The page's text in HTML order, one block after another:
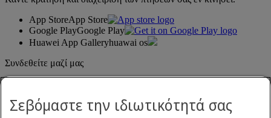
App StoreApp Store
Google PlayGoogle Play
Huawei App Galleryhuawai os
Συνδεθείτε μαζί μας
Σεβόμαστε την ιδιωτικότητά σας